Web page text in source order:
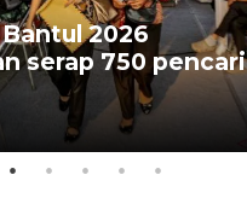
2026
serap 750 pencari